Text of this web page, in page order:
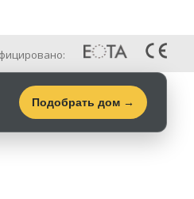
Подобрать дом →